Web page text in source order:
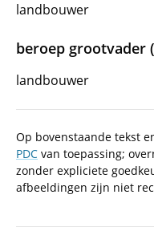
landbouwer
beroep grootvader
landbouwer
Op bovenstaande tekst
PDC van toepassing;
zonder expliciete
afbeeldingen zijn niet